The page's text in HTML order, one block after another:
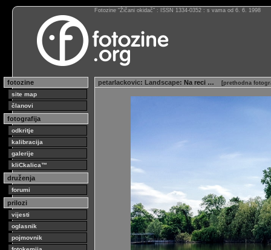
Fotozine “Žičani okidač” : ISSN 1334-0352 : s vama od 6. 6. 1998
fotozine
site map
članovi
fotografija
odkritje
kalibracija
galerije
kliCkalica™
druženja
forumi
prilozi
vijesti
oglasnik
pojmovnik
petarlackovic: Landscape: Na reci … [prethodna